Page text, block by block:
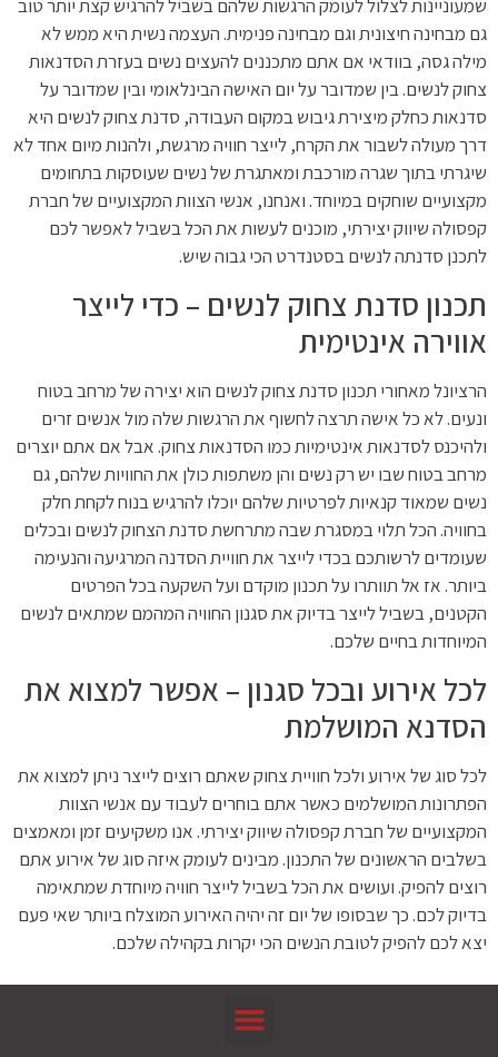
שמעוניינות לצלול לעומק הרגשות שלהם בשביל להרגיש קצת יותר טוב
גם מבחינה חיצונית וגם מבחינה פנימית. העצמה נשית היא ממש לא
מילה גסה, בוודאי אם אתם מתכננים להעצים נשים בעזרת הסדנאות
צחוק לנשים. בין שמדובר על יום האישה הבינלאומי ובין שמדובר על
סדנאות כחלק מיצירת גיבוש במקום העבודה, סדנת צחוק לנשים היא
דרך מעולה לשבור את הקרח, לייצר חוויה מרגשת, ולהנות מיום אחד לא
שיגרתי בתוך שגרה מורכבת ומאתגרת של נשים שעוסקות בתחומים
מקצועיים שוחקים במיוחד. ואנחנו, אנשי הצוות המקצועיים של חברת
קפסולה שיווק יצירתי, מוכנים לעשות את הכל בשביל לאפשר לכם
לתכנן סדנתה לנשים בסטנדרט הכי גבוה שיש.
תכנון סדנת צחוק לנשים – כדי לייצר
אווירה אינטימית
הרציונל מאחורי תכנון סדנת צחוק לנשים הוא יצירה של מרחב בטוח
ונעים. לא כל אישה תרצה לחשוף את הרגשות שלה מול אנשים זרים
ולהיכנס לסדנאות אינטימיות כמו הסדנאות צחוק. אבל אם אתם יוצרים
מרחב בטוח שבו יש רק נשים והן משתפות כולן את החוויות שלהם, גם
נשים שמאוד קנאיות לפרטיות שלהם יוכלו להרגיש בנוח לקחת חלק
בחוויה. הכל תלוי במסגרת שבה מתרחשת סדנת הצחוק לנשים ובכלים
שעומדים לרשותכם בכדי לייצר את חוויית הסדנה המרגיעה והנעימה
ביותר. אז אל תוותרו על תכנון מוקדם ועל השקעה בכל הפרטים
הקטנים, בשביל לייצר בדיוק את סגנון החוויה המהמם שמתאים לנשים
המיוחדות בחיים שלכם.
לכל אירוע ובכל סגנון – אפשר למצוא את
הסדנא המושלמת
לכל סוג של אירוע ולכל חוויית צחוק שאתם רוצים לייצר ניתן למצוא את
הפתרונות המושלמים כאשר אתם בוחרים לעבוד עם אנשי הצוות
המקצועיים של חברת קפסולה שיווק יצירתי. אנו משקיעים זמן ומאמצים
בשלבים הראשונים של התכנון. מבינים לעומק איזה סוג של אירוע אתם
רוצים להפיק. ועושים את הכל בשביל לייצר חוויה מיוחדת שמתאימה
בדיוק לכם. כך שבסופו של יום זה יהיה האירוע המוצלח ביותר שאי פעם
יצא לכם להפיק לטובת הנשים הכי יקרות בקהילה שלכם.